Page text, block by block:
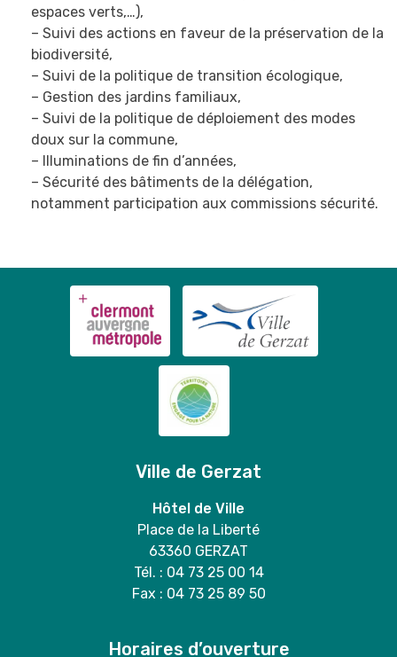
espaces verts,…),
– Suivi des actions en faveur de la préservation de la
biodiversité,
– Suivi de la politique de transition écologique,
– Gestion des jardins familiaux,
– Suivi de la politique de déploiement des modes
doux sur la commune,
– Illuminations de fin d’années,
– Sécurité des bâtiments de la délégation,
notamment participation aux commissions sécurité.
Ville de Gerzat
Hôtel de Ville
Place de la Liberté
63360 GERZAT
Tél. : 04 73 25 00 14
Fax : 04 73 25 89 50
Horaires d’ouverture